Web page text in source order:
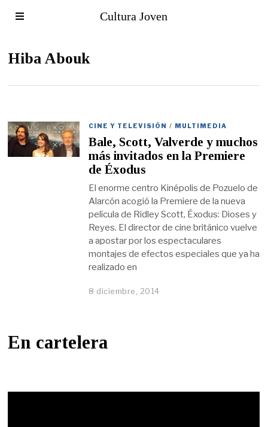
Cultura Joven
Hiba Abouk
CINE Y TELEVISIÓN / MULTIMEDIA
Bale, Scott, Valverde y muchos
más invitados en la Premiere
de Éxodus
El enorme centro Kinépolis de Pozuelo de
Alarcón acogió la Premiere de la nueva
película de Ridley Scott, Éxodus: Dioses y
Reyes. El director de cine británico vuelve
a apostar por los espectaculares
montajes de efectos especiales que ya ha
realizado en
8 diciembre, 2014
En cartelera